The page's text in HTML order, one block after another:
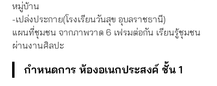
หมู่บ้าน
-เปล่งประกาย(โรงเรียนวันสุข อุบลราชธานี)
แผนที่ชุมชน จากภาพวาด 6 เฟรมต่อกัน เรียนรู้ชุมชน
ผ่านงานศิลปะ
กำหนดการ ห้องอเนกประสงค์ ชั้น 1